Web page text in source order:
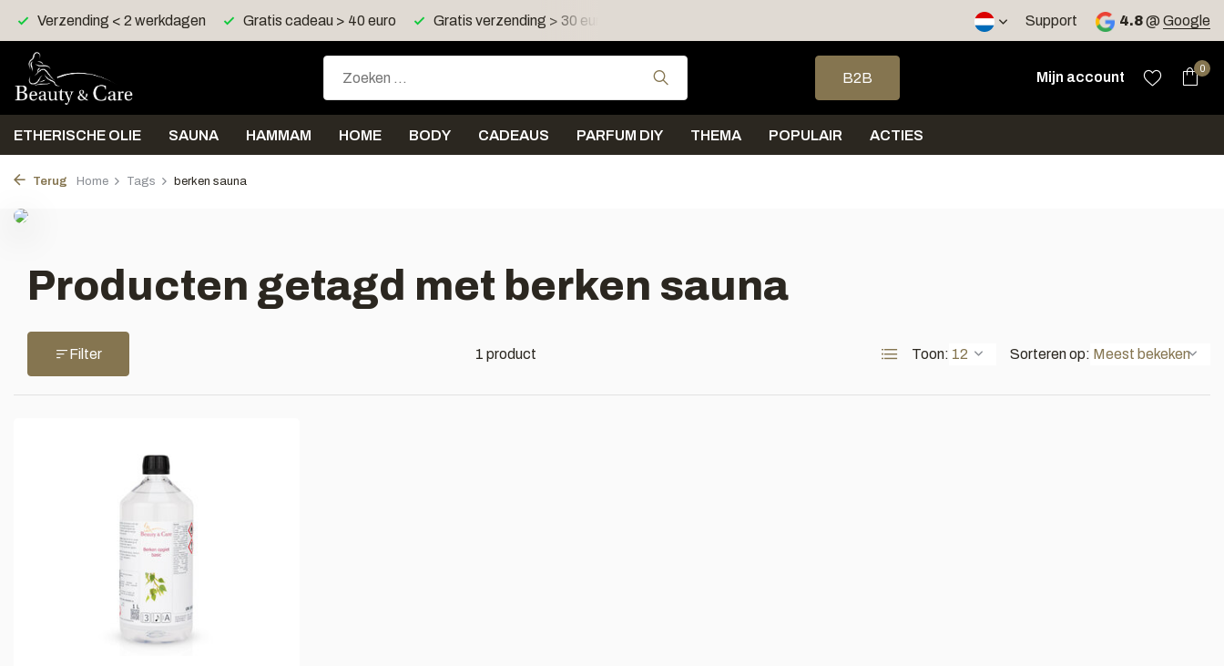
Verzending < 2 werkdagen Gratis cadeau > 40 euro Gratis verzending > 30 euro in NL en BE Support 4.8@ Google
Gebruik de pijltjes op en neer om een beschikbaar resultaat te selecteren. Druk
B2B
Mijn account
0
ETHERISCHE OLIE SAUNA HAMMAM HOME BODY CADEAUS PARFUM DIY THEMA POPULAIR ACTIES
Terug Home Tags berken sauna
Producten getagd met berken sauna
Filter 1 product Toon: Sorteren op: